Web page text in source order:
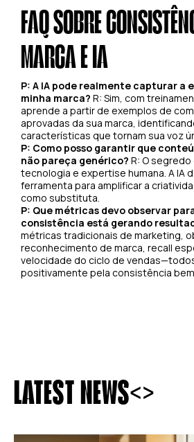
FAQ SOBRE
MARCA E IA
P: A IA pode realmente capturar a
minha marca? R: Sim, com
aprende a partir de exemplos de
aprovadas da sua marca,
características que tornam sua voz
P: Como posso garantir que
não pareça genérico? R: O
tecnologia e expertise humana. A IA
ferramenta para amplificar a
como substituta.
P: Que métricas devo observar
consistência está gerando
métricas tradicionais de marketing,
reconhecimento de marca, recall
velocidade do ciclo de
positivamente pela consistência
LATEST NEWS<>